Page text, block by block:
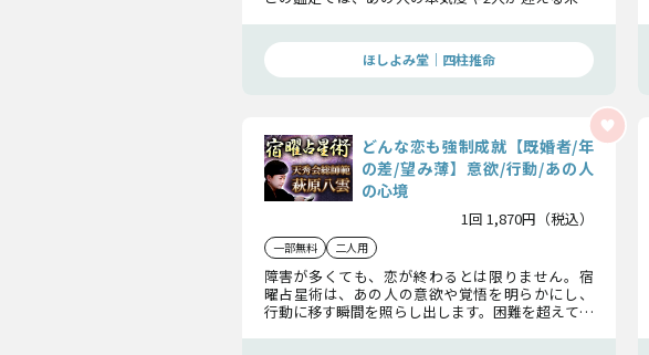
ほしよみ堂｜四柱推命
どんな恋も強制成就【既婚者/年
の差/望み薄】意欲/行動/あの人
の心境
1回 1,870円（税込）
一部無料 二人用
障害が多くても、恋が終わるとは限りません。宿
曜占星術は、あの人の意欲や覚悟を明らかにし、
行動に移す瞬間を照らし出します。困難を超えて成